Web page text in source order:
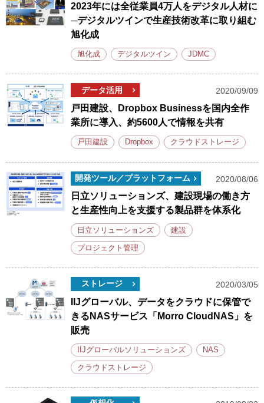
2023年には全従業員4万人をデジタル人材に
─デジタルツインで生産技術改革に取り組む
旭化成
旭化成 デジタルツイン JDMC
データ活用 2020/09/09
戸田建設、Dropbox Businessを国内全作
業所に導入、約5600人で情報を共有
戸田建設 Dropbox クラウドストレージ
開発ツール／プラットフォーム 2020/08/06
日立ソリューションズ、建設現場の働き方
と生産性向上を支援する製品群を体系化
日立ソリューションズ 建設
プロジェクト管理
ストレージ 2020/03/05
IIJグローバル、データをクラウドに保管で
きるNASサービス「Morro CloudNAS」を
販売
IIJグローバルソリューションズ NAS
クラウドストレージ